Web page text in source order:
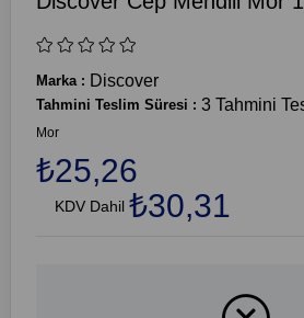
Marka : Discover
Tahmini Teslim Süresi : 3 Tahmini
Mor
₺25,26
KDV Dahil ₺30,31